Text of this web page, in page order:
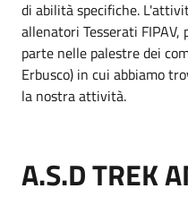
di abilità specifiche.
allenatori Tesserati
parte nelle palestre dei
Erbusco) in cui abbiamo
la nostra attività.
A.S.D TREK